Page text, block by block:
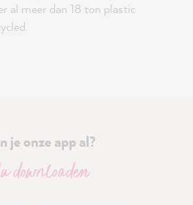
al meer dan 18 ton plastic
je onze app al?
downloaden